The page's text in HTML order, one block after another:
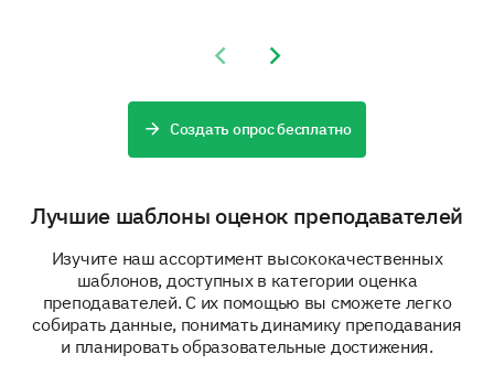
Please enter your comment here:
There's always room for improvement. What
Previous slide
Next slide
Создать опрос бесплатно
Лучшие шаблоны оценок преподавателей
Изучите наш ассортимент высококачественных
шаблонов, доступных в категории оценка
преподавателей. С их помощью вы сможете легко
собирать данные, понимать динамику преподавания
и планировать образовательные достижения.